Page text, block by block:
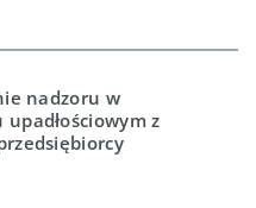
nadzoru w
z